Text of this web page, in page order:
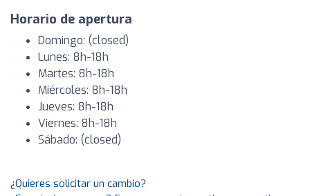
Horario de apertura
Domingo: (closed)
Lunes: 8h-18h
Martes: 8h-18h
Miércoles: 8h-18h
Jueves: 8h-18h
Viernes: 8h-18h
Sábado: (closed)
¿Quieres solicitar un cambio?